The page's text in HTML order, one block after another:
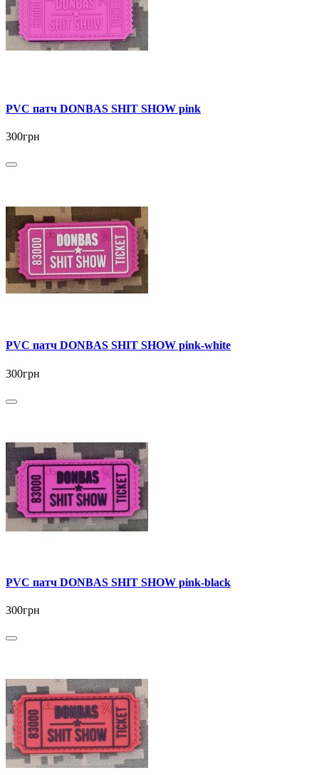
PVC патч DONBAS SHIT SHOW pink
300грн
PVC патч DONBAS SHIT SHOW pink-white
300грн
PVC патч DONBAS SHIT SHOW pink-black
300грн